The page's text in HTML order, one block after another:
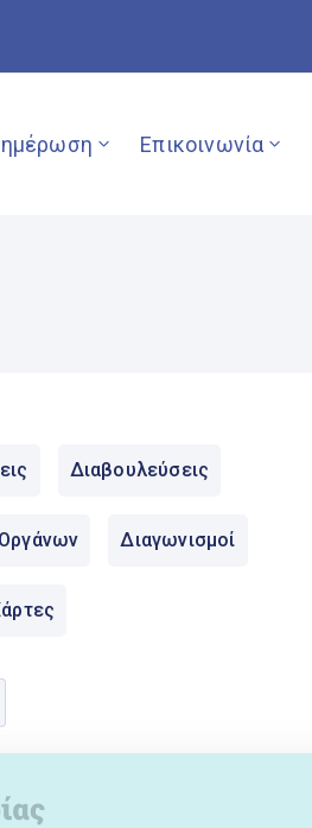
Επικοινωνία
Διαβουλεύσεις
Διαγωνισμοί